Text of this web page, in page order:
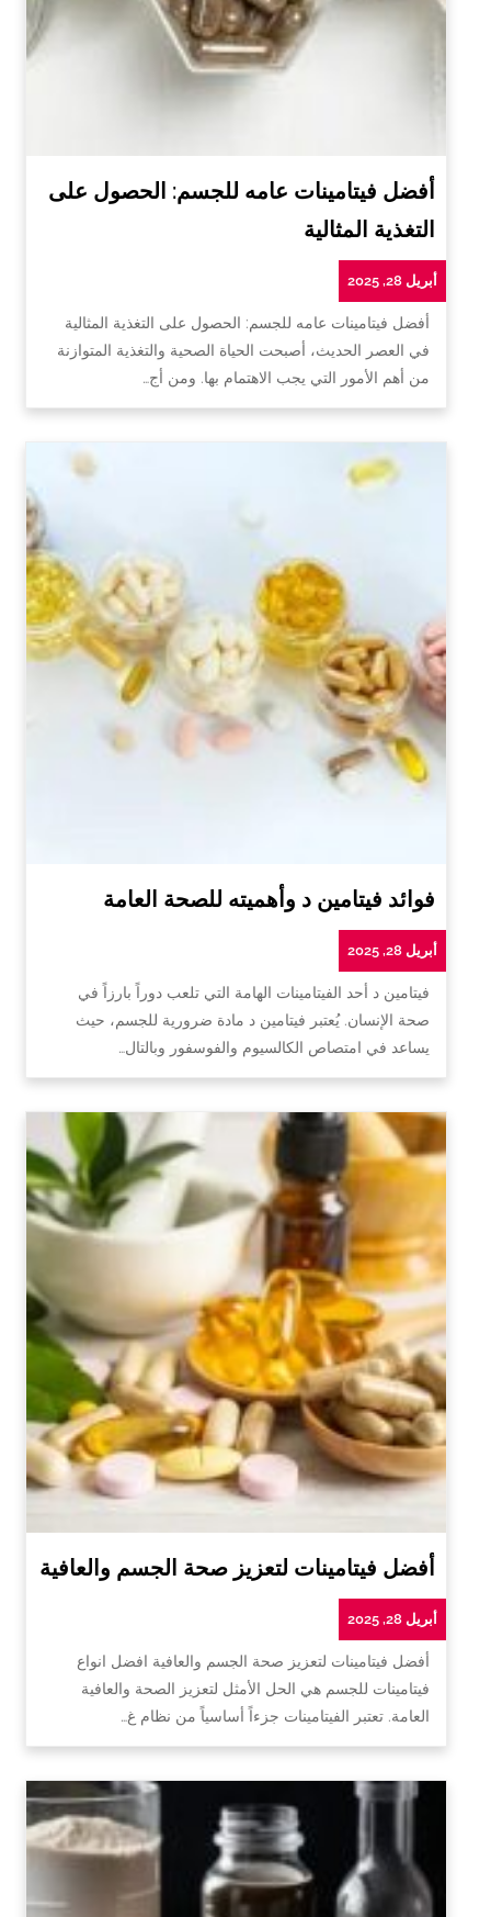
أفضل فيتامينات عامه للجسم: الحصول على
التغذية المثالية
أبريل 28, 2025
أفضل فيتامينات عامه للجسم: الحصول على التغذية المثالية
في العصر الحديث، أصبحت الحياة الصحية والتغذية المتوازنة
من أهم الأمور التي يجب الاهتمام بها. ومن أج…
فوائد فيتامين د وأهميته للصحة العامة
أبريل 28, 2025
فيتامين د أحد الفيتامينات الهامة التي تلعب دوراً بارزاً في
صحة الإنسان. يُعتبر فيتامين د مادة ضرورية للجسم، حيث
يساعد في امتصاص الكالسيوم والفوسفور وبالتال…
أفضل فيتامينات لتعزيز صحة الجسم والعافية
أبريل 28, 2025
أفضل فيتامينات لتعزيز صحة الجسم والعافية افضل انواع
فيتامينات للجسم هي الحل الأمثل لتعزيز الصحة والعافية
العامة. تعتبر الفيتامينات جزءاً أساسياً من نظام غ…